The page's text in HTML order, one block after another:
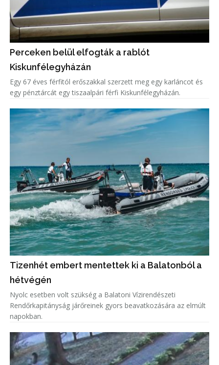
Perceken belül elfogták a rablót
Kiskunfélegyházán
Egy 67 éves férfitól erőszakkal szerzett meg egy karláncot és
egy pénztárcát egy tiszaalpári férfi Kiskunfélegyházán.
Tizenhét embert mentettek ki a Balatonból a
hétvégén
Nyolc esetben volt szükség a Balatoni Vízirendészeti
Rendőrkapitányság járőreinek gyors beavatkozására az elmúlt
napokban.